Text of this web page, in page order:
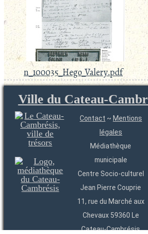
n_100035_Hego_Valery.pdf
Ville du Cateau-
Contact ~ Mentions
légales
Médiathèque
municipale
Centre Socio-culturel
Jean Pierre Couprie
11, rue du Marché aux
Chevaux 59360 Le
Cateau-Cambrésis